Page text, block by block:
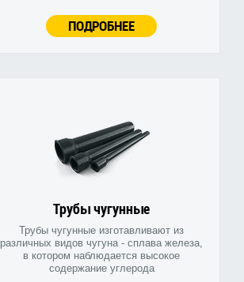
ПОДРОБНЕЕ
Трубы чугунные
Трубы чугунные изготавливают из
различных видов чугуна - сплава железа,
в котором наблюдается высокое
содержание углерода